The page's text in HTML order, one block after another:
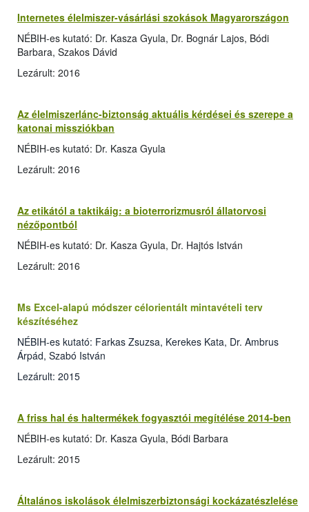
Internetes élelmiszer-vásárlási szokások Magyarországon
NÉBIH-es kutató: Dr. Kasza Gyula, Dr. Bognár Lajos, Bódi
Barbara, Szakos Dávid
Lezárult: 2016
Az élelmiszerlánc-biztonság aktuális kérdései és szerepe a
katonai missziókban
NÉBIH-es kutató: Dr. Kasza Gyula
Lezárult: 2016
Az etikától a taktikáig: a bioterrorizmusról állatorvosi
nézőpontból
NÉBIH-es kutató: Dr. Kasza Gyula, Dr. Hajtós István
Lezárult: 2016
Ms Excel-alapú módszer célorientált mintavételi terv
készítéséhez
NÉBIH-es kutató: Farkas Zsuzsa, Kerekes Kata, Dr. Ambrus
Árpád, Szabó István
Lezárult: 2015
A friss hal és haltermékek fogyasztói megítélése 2014-ben
NÉBIH-es kutató: Dr. Kasza Gyula, Bódi Barbara
Lezárult: 2015
Általános iskolások élelmiszerbiztonsági kockázatészlelése